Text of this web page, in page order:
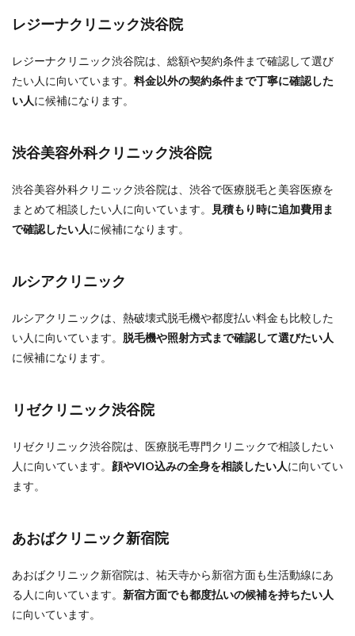
レジーナクリニック渋谷院
レジーナクリニック渋谷院は、総額や契約条件まで確認して選び
たい人に向いています。 料金以外の契約条件まで丁寧に確認した
い人に候補になります。
渋谷美容外科クリニック渋谷院
渋谷美容外科クリニック渋谷院は、渋谷で医療脱毛と美容医療を
まとめて相談したい人に向いています。
見積もり時に追加費用ま
で確認したい人に候補になります。
ルシアクリニック
ルシアクリニックは、熱破壊式脱毛機や都度払い料金も比較した
い人に向いています。 脱毛機や照射方式まで確認して選びたい人
に候補になります。
リゼクリニック渋谷院
リゼクリニック渋谷院は、医療脱毛専門クリニックで相談したい
人に向いています。 顔やVIO込みの全身を相談したい人に向いてい
ます。
あおばクリニック新宿院
あおばクリニック新宿院は、祐天寺から新宿方面も生活動線にあ
る人に向いています。 新宿方面でも都度払いの候補を持ちたい人
に向いています。